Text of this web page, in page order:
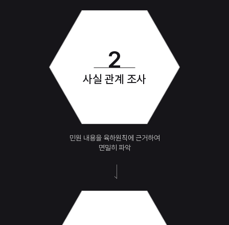
2
사실 관계 조사
민원 내용을 육하원칙에 근거하여
면밀히 파악